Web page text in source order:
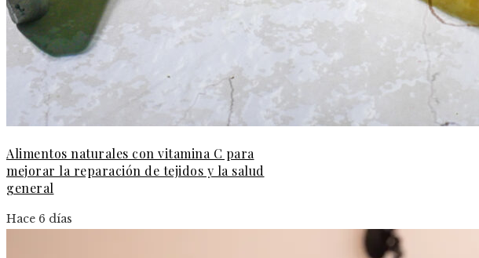
Alimentos naturales con vitamina C para
mejorar la reparación de tejidos y la salud
general
Hace 6 días